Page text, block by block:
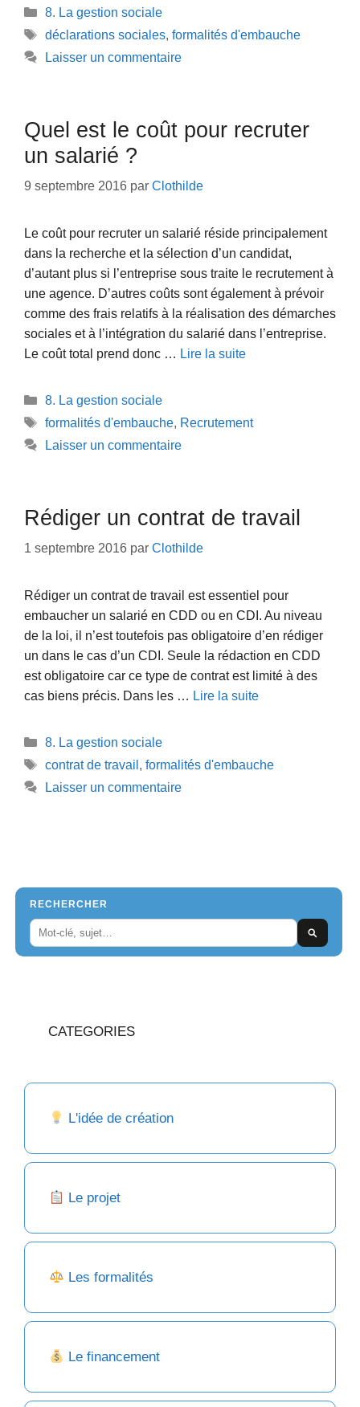
Catégories
8. La gestion sociale
Étiquettes
déclarations sociales, formalités d'embauche
Laisser un commentaire
Quel est le coût pour recruter
un salarié ?
9 septembre 2016 par Clothilde
Le coût pour recruter un salarié réside principalement
dans la recherche et la sélection d’un candidat,
d’autant plus si l’entreprise sous traite le recrutement à
une agence. D’autres coûts sont également à prévoir
comme des frais relatifs à la réalisation des démarches
sociales et à l’intégration du salarié dans l’entreprise.
Le coût total prend donc … Lire la suite
Catégories
8. La gestion sociale
Étiquettes
formalités d'embauche, Recrutement
Laisser un commentaire
Rédiger un contrat de travail
1 septembre 2016 par Clothilde
Rédiger un contrat de travail est essentiel pour
embaucher un salarié en CDD ou en CDI. Au niveau
de la loi, il n’est toutefois pas obligatoire d’en rédiger
un dans le cas d’un CDI. Seule la rédaction en CDD
est obligatoire car ce type de contrat est limité à des
cas biens précis. Dans les … Lire la suite
Catégories
8. La gestion sociale
Étiquettes
contrat de travail , formalités d'embauche
Laisser un commentaire
RECHERCHER
CATEGORIES
L'idée de création
Le projet
Les formalités
Le financement